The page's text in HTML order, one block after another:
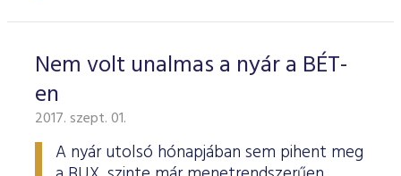
Nem volt unalmas a nyár a BÉT-
en
2017. szept. 01.
A nyár utolsó hónapjában sem pihent meg